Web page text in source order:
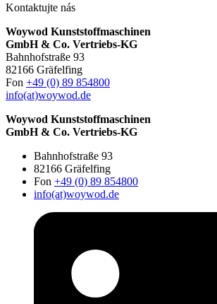
Kontaktujte nás
Woywod Kunststoffmaschinen
GmbH & Co. Vertriebs-KG
Bahnhofstraße 93
82166 Gräfelfing
Fon +49 (0) 89 854800
info(at)woywod.de
Woywod Kunststoffmaschinen
GmbH & Co. Vertriebs-KG
Bahnhofstraße 93
82166 Gräfelfing
Fon +49 (0) 89 854800
info(at)woywod.de